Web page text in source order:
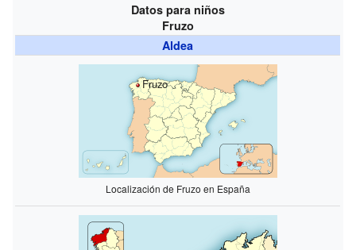
Datos para niños
Fruzo
Aldea
Fruzo
Localización de Fruzo en España